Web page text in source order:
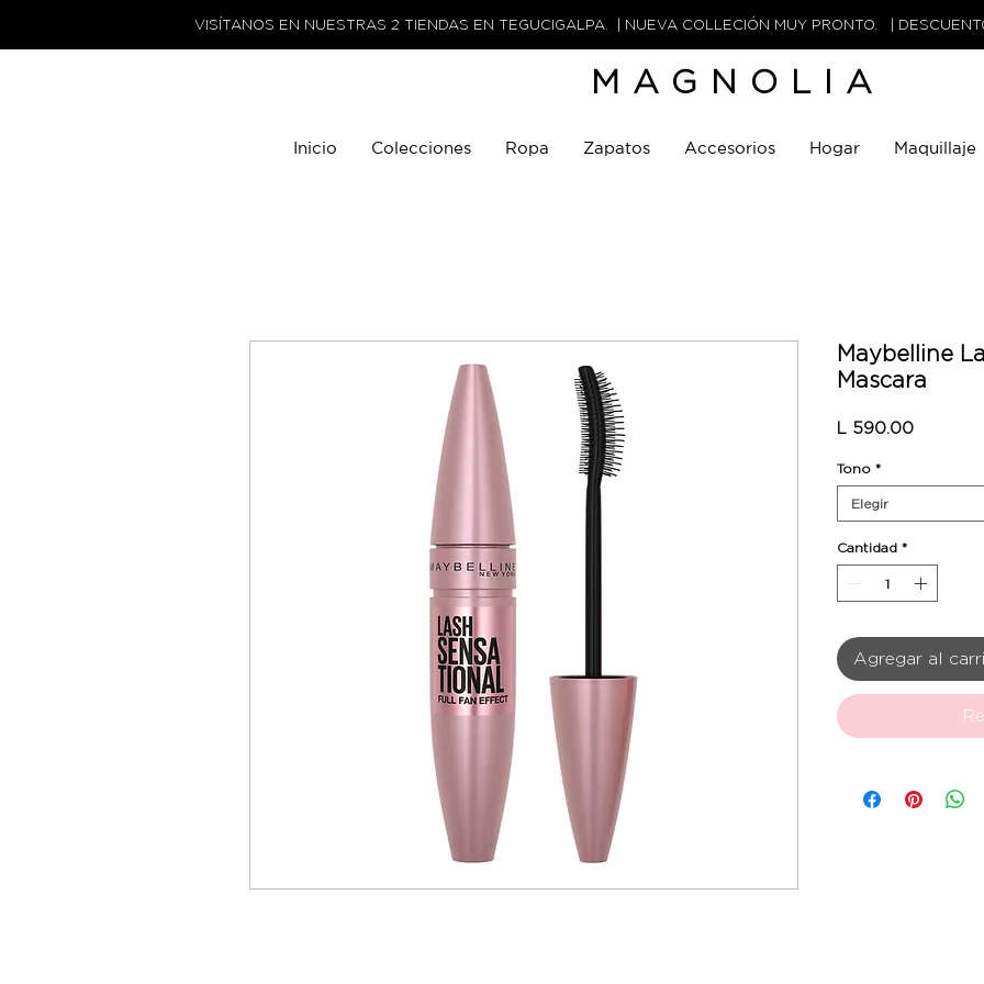
VISÍTANOS EN NUESTRAS 2 TIENDAS EN TEGUCIGALPA. | NUEVA COLLECIÓN MUY PRONTO. |
MAGNOLIA
Inicio Colecciones Ropa Zapatos Accesorios Hogar Maquillaje
Maybelline
Mascara
L 590.00Precio
Tono *
Elegir
Cantidad *
Agregar al